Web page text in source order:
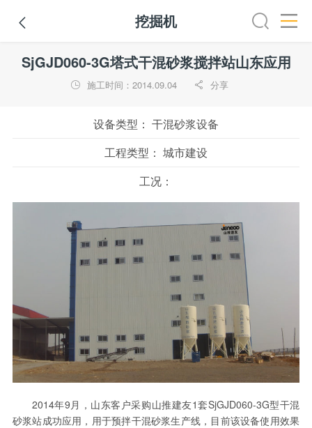
 挖掘机
平地机 装载机 挖掘机 铣刨机 摊铺机 冷再生机
SjGJD060-3G塔式干混砂浆搅拌站山东应用
 施工时间：2014.09.04  分享
设备类型： 干混砂浆设备
工程类型： 城市建设
工况：
2014年9月，山东客户采购山推建友1套SjGJD060-3G型干混
砂浆站成功应用，用于预拌干混砂浆生产线，目前该设备使用效果